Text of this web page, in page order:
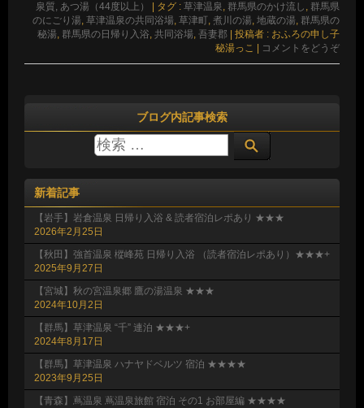
泉質, あつ湯（44度以上）
タグ : 草津温泉, 群馬県のかけ流し , 群馬県
のにごり湯, 草津温泉の共同浴場, 草津町, 煮川の湯, 地蔵の湯, 群馬県の
秘湯, 群馬県の日帰り入浴, 共同浴場, 吾妻郡
投稿者 : おふろの申し子
秘湯っこ
コメントをどうぞ
ブログ内記事検索
新着記事
【岩手】岩倉温泉 日帰り入浴 & 読者宿泊レポあり ★★★
2026年2月25日
【秋田】強首温泉 樅峰苑 日帰り入浴 （読者宿泊レポあり）★★★+
2025年9月27日
【宮城】秋の宮温泉郷 鷹の湯温泉 ★★★
2024年10月2日
【群馬】草津温泉 “千” 連泊 ★★★+
2024年8月17日
【群馬】草津温泉 ハナヤドベルツ 宿泊 ★★★★
2023年9月25日
【青森】蔦温泉 蔦温泉旅館 宿泊 その1 お部屋編 ★★★★